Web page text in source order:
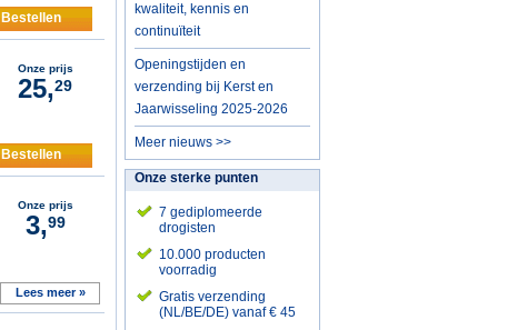
Bestellen
Onze prijs
25,29
Bestellen
Onze prijs
3,99
Lees meer »
kwaliteit, kennis en
continuïteit
Openingstijden en
verzending bij Kerst en
Jaarwisseling 2025-2026
Meer nieuws >>
Onze sterke punten
7 gediplomeerde
drogisten
10.000 producten
voorradig
Gratis verzending
(NL/BE/DE) vanaf € 45